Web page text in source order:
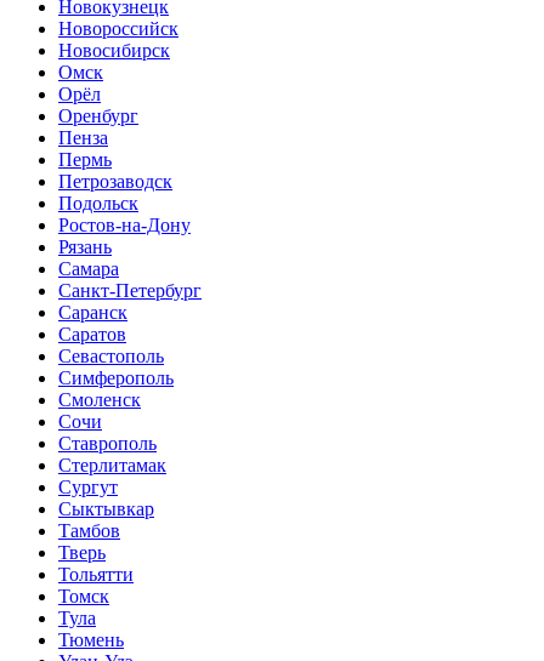
Новокузнецк
Новороссийск
Новосибирск
Омск
Орёл
Оренбург
Пенза
Пермь
Петрозаводск
Подольск
Ростов-на-Дону
Рязань
Самара
Санкт-Петербург
Саранск
Саратов
Севастополь
Симферополь
Смоленск
Сочи
Ставрополь
Стерлитамак
Сургут
Сыктывкар
Тамбов
Тверь
Тольятти
Томск
Тула
Тюмень